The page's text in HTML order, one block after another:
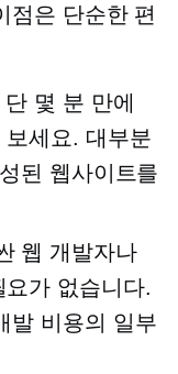
점은 단순한 편
몇 분 만에
세요. 대부분
된 웹사이트를
웹 개발자나
가 없습니다.
발 비용의 일부